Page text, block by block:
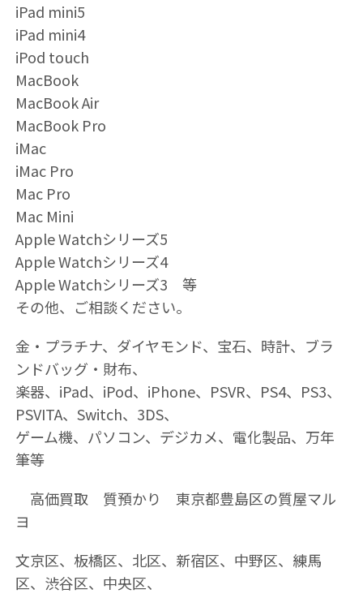
iPad mini5
iPad mini4
iPod touch
MacBook
MacBook Air
MacBook Pro
iMac
iMac Pro
Mac Pro
Mac Mini
Apple Watchシリーズ5
Apple Watchシリーズ4
Apple Watchシリーズ3 等
その他、ご相談ください。
金・プラチナ、ダイヤモンド、宝石、時計、ブラ
ンドバッグ・財布、
楽器、iPad、iPod、iPhone、PSVR、PS4、PS3、
PSVITA、Switch、3DS、
ゲーム機、パソコン、デジカメ、電化製品、万年
筆等
高価買取 質預かり 東京都豊島区の質屋マル
ヨ
文京区、板橋区、北区、新宿区、中野区、練馬
区、渋谷区、中央区、